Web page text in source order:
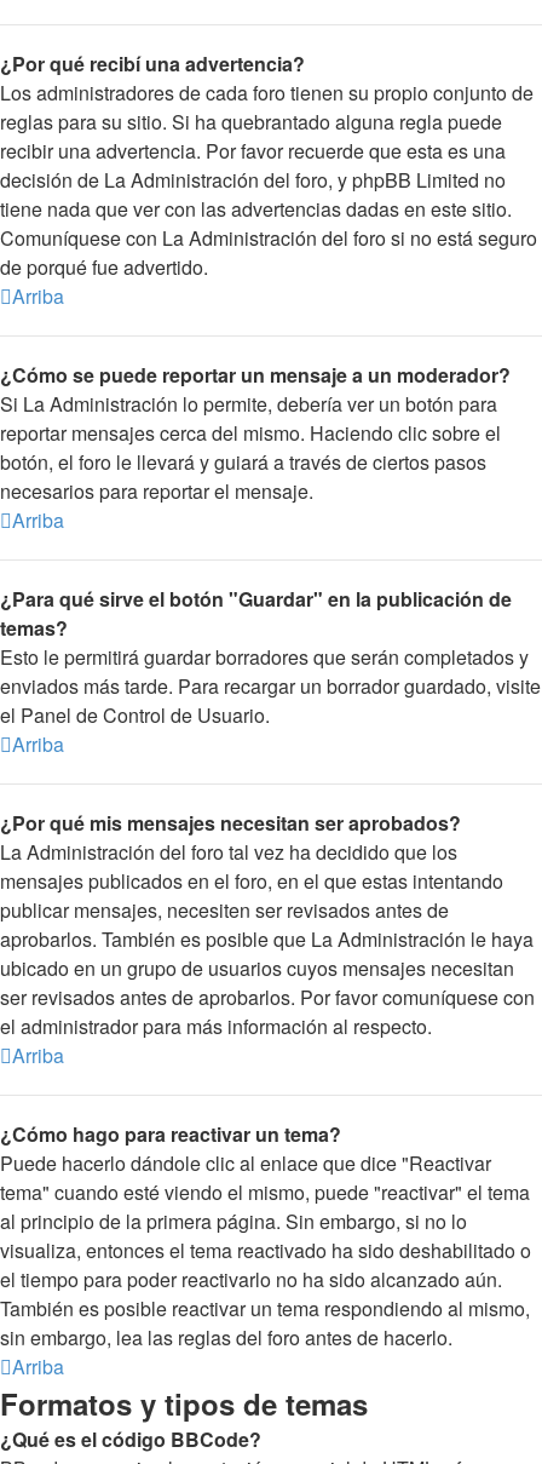
¿Por qué recibí una advertencia?
Los administradores de cada foro tienen su propio conjunto de
reglas para su sitio. Si ha quebrantado alguna regla puede
recibir una advertencia. Por favor recuerde que esta es una
decisión de La Administración del foro, y phpBB Limited no
tiene nada que ver con las advertencias dadas en este sitio.
Comuníquese con La Administración del foro si no está seguro
de porqué fue advertido.
Arriba
¿Cómo se puede reportar un mensaje a un moderador?
Si La Administración lo permite, debería ver un botón para
reportar mensajes cerca del mismo. Haciendo clic sobre el
botón, el foro le llevará y guiará a través de ciertos pasos
necesarios para reportar el mensaje.
Arriba
¿Para qué sirve el botón "Guardar" en la publicación de
temas?
Esto le permitirá guardar borradores que serán completados y
enviados más tarde. Para recargar un borrador guardado, visite
el Panel de Control de Usuario.
Arriba
¿Por qué mis mensajes necesitan ser aprobados?
La Administración del foro tal vez ha decidido que los
mensajes publicados en el foro, en el que estas intentando
publicar mensajes, necesiten ser revisados antes de
aprobarlos. También es posible que La Administración le haya
ubicado en un grupo de usuarios cuyos mensajes necesitan
ser revisados antes de aprobarlos. Por favor comuníquese con
el administrador para más información al respecto.
Arriba
¿Cómo hago para reactivar un tema?
Puede hacerlo dándole clic al enlace que dice "Reactivar
tema" cuando esté viendo el mismo, puede "reactivar" el tema
al principio de la primera página. Sin embargo, si no lo
visualiza, entonces el tema reactivado ha sido deshabilitado o
el tiempo para poder reactivarlo no ha sido alcanzado aún.
También es posible reactivar un tema respondiendo al mismo,
sin embargo, lea las reglas del foro antes de hacerlo.
Arriba
Formatos y tipos de temas
¿Qué es el código BBCode?